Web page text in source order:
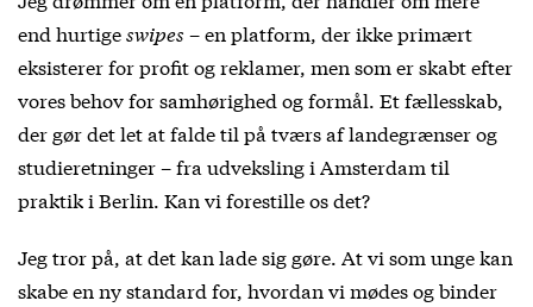
end hurtigeswipes – en platform, der ikke primært
eksisterer for profit og reklamer, men som er skabt efter
vores behov for samhørighed og formål. Et fællesskab,
der gør det let at falde til på tværs af landegrænser og
studieretninger – fra udveksling i Amsterdam til
praktik i Berlin. Kan vi forestille os det?
Jeg tror på, at det kan lade sig gøre. At vi som unge kan
skabe en ny standard for, hvordan vi mødes og binder